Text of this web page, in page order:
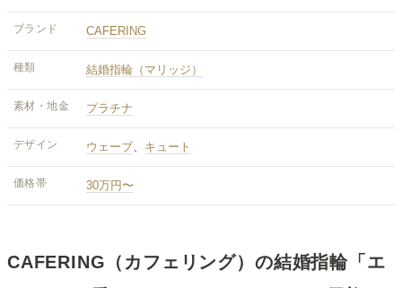
ブランド CAFERING
種類 結婚指輪（マリッジ）
素材・地金 プラチナ
デザイン ウェーブ、 キュート
価格帯 30万円〜
CAFERING（カフェリング）の結婚指輪「エ